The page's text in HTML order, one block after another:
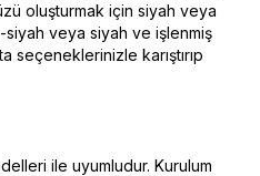
oluşturmak için siyah veya
siyah veya siyah ve işlenmiş
seçeneklerinizle karıştırıp
ile uyumludur. Kurulum